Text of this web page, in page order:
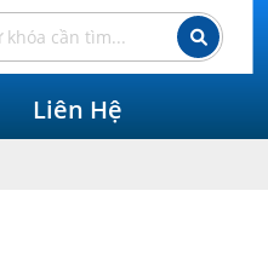
Liên Hệ